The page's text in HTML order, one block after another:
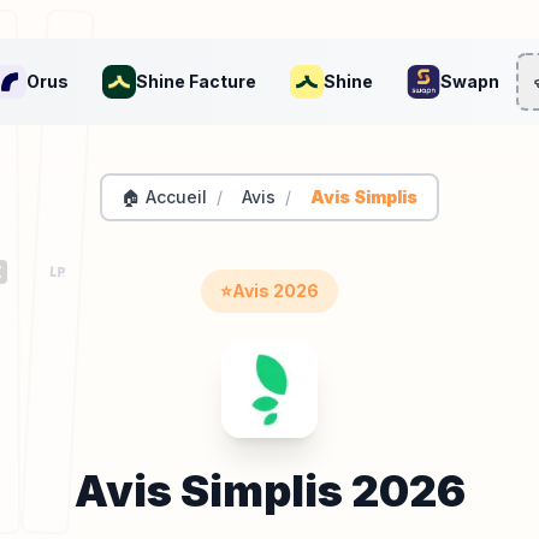
Orus Shine Facture Shine Swapn
🏠 Accueil / Avis / Avis Simplis
⭐Avis 2026
Avis Simplis 2026